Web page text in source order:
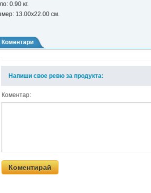
0.90 кг.
13.00x22.00 см.
Коментари
Напиши свое ревю за продукта:
Коментар: